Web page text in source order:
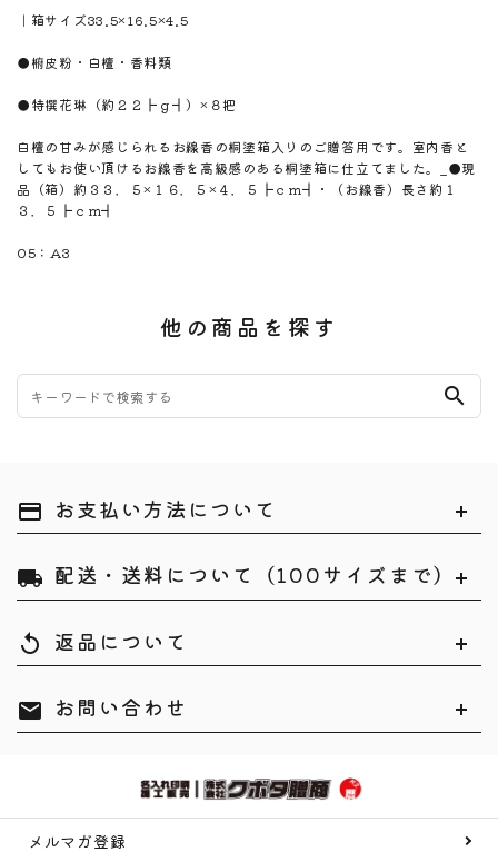
｜箱サイズ33.5×16.5×4.5
●椨皮粉・白檀・香料類
●特撰花琳（約２２┣ｇ┫）×８把
白檀の甘みが感じられるお線香の桐塗箱入りのご贈答用です。室内香と
してもお使い頂けるお線香を高級感のある桐塗箱に仕立てました。_●現
品（箱）約３３．５×１６．５×４．５┣ｃｍ┫・（お線香）長さ約１
３．５┣ｃｍ┫
05：A3
他の商品を探す
search
payment お支払い方法について
local_shipping 配送・送料について（100サイズまで）
replay 返品について
mail お問い合わせ
メルマガ登録